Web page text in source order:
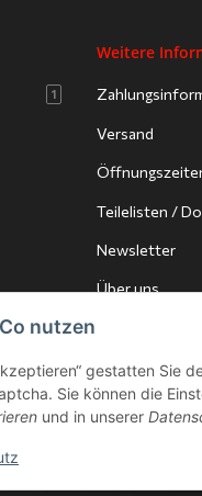
nutzen
gestatten Sie
Sie können die
und in unserer
1
Weitere
Versand
Teilelisten /
Newsletter
Über uns